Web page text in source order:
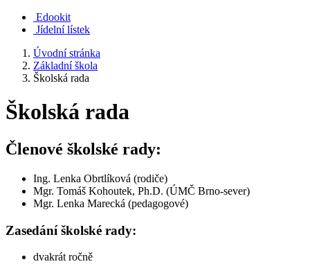
Edookit
Jídelní lístek
Úvodní stránka
Základní škola
Školská rada
Školská rada
Členové školské rady:
Ing. Lenka Obrtlíková (rodiče)
Mgr. Tomáš Kohoutek, Ph.D. (ÚMČ Brno-sever)
Mgr. Lenka Marecká (pedagogové)
Zasedání školské rady:
dvakrát ročně